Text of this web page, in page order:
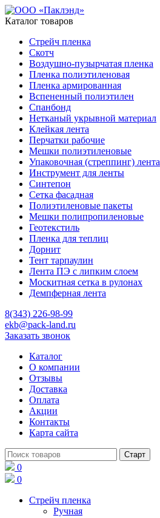
Каталог товаров
Стрейч пленка
Скотч
Воздушно-пузырчатая пленка
Пленка полиэтиленовая
Пленка армированная
Вспененный полиэтилен
Спанбонд
Нетканый укрывной материал
Клейкая лента
Перчатки рабочие
Мешки полиэтиленовые
Упаковочная (стреппинг) лента
Инструмент для ленты
Синтепон
Сетка фасадная
Полиэтиленовые пакеты
Мешки полипропиленовые
Геотекстиль
Пленка для теплиц
Дорнит
Тент тарпаулин
Лента ПЭ с липким слоем
Москитная сетка в рулонах
Демпферная лента
8(343) 226-98-99
ekb@pack-land.ru
Заказать звонок
Каталог
О компании
Отзывы
Доставка
Оплата
Акции
Контакты
Карта сайта
0
0
Стрейч пленка
Ручная